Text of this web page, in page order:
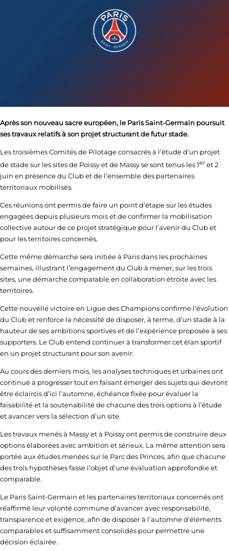
Après son nouveau sacre européen, le Paris Saint-Germain poursuit
ses travaux relatifs à son projet structurant de futur stade.
Les troisièmes Comités de Pilotage consacrés à l’étude d’un projet
de stade sur les sites de Poissy et de Massy se sont tenus les 1er et 2
juin en présence du Club et de l’ensemble des partenaires
territoriaux mobilisés.
Ces réunions ont permis de faire un point d’étape sur les études
engagées depuis plusieurs mois et de confirmer la mobilisation
collective autour de ce projet stratégique pour l’avenir du Club et
pour les territoires concernés.
Cette même démarche sera initiée à Paris dans les prochaines
semaines, illustrant l’engagement du Club à mener, sur les trois
sites, une démarche comparable en collaboration étroite avec les
territoires.
Cette nouvelle victoire en Ligue des Champions confirme l’évolution
du Club et renforce la nécessité de disposer, à terme, d’un stade à la
hauteur de ses ambitions sportives et de l’expérience proposée à ses
supporters. Le Club entend continuer à transformer cet élan sportif
en un projet structurant pour son avenir.
Au cours des derniers mois, les analyses techniques et urbaines ont
continué à progresser tout en faisant émerger des sujets qui devront
être éclaircis d’ici l’automne, échéance fixée pour évaluer la
faisabilité et la soutenabilité de chacune des trois options à l’étude
et avancer vers la sélection d’un site.
Les travaux menés à Massy et à Poissy ont permis de construire deux
options élaborées avec ambition et sérieux. La même attention sera
portée aux études menées sur le Parc des Princes, afin que chacune
des trois hypothèses fasse l’objet d’une évaluation approfondie et
comparable.
Le Paris Saint‑Germain et les partenaires territoriaux concernés ont
réaffirmé leur volonté commune d’avancer avec responsabilité,
transparence et exigence, afin de disposer à l’automne d’éléments
comparables et suffisamment consolidés pour permettre une
décision éclairée.